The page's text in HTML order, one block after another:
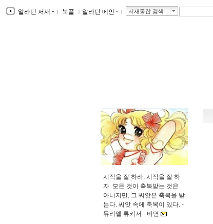
알라딘 서재 ｌ 북플 ｌ 알라딘 메인 ｌ 서재통합 검색
시작을 잘 하라, 시작을 잘 하
자. 모든 것이 축복받는 것은
아니지만, 그 씨앗은 축복을 받
는다. 씨앗 속에 축복이 있다. -
뮤리엘 류키저 - 비연